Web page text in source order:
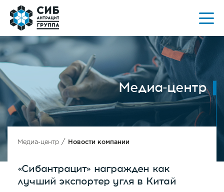
Медиа-центр
Медиа-центр / Новости компании
«Сибантрацит» награжден как
лучший экспортер угля в Китай